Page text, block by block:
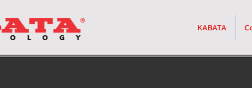
KABATA